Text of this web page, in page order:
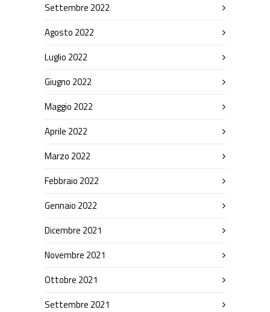
Settembre 2022
Agosto 2022
Luglio 2022
Giugno 2022
Maggio 2022
Aprile 2022
Marzo 2022
Febbraio 2022
Gennaio 2022
Dicembre 2021
Novembre 2021
Ottobre 2021
Settembre 2021